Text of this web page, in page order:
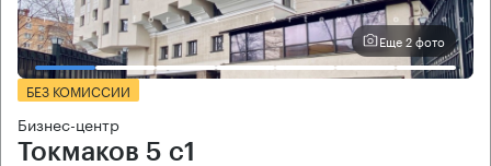
Еще 2 фото
БЕЗ КОМИССИИ
Бизнес-центр
Токмаков 5 с1